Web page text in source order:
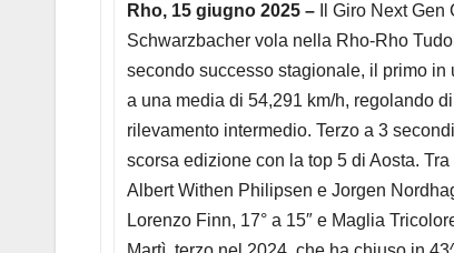
Rho, 15 giugno 2025 –
Il Giro Next
Schwarzbacher vola nella Rho-Rho
secondo successo stagionale, il primo
a una media di 54,291 km/h, regolando
rilevamento intermedio. Terzo a 3
scorsa edizione con la top 5 di Aosta.
Albert Withen Philipsen e Jorgen
Lorenzo Finn, 17° a 15″ e Maglia